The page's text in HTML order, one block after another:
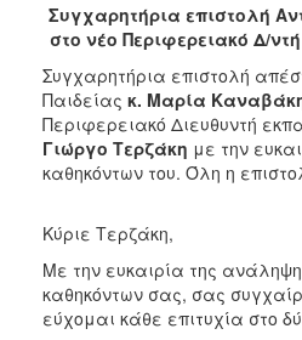
2018
2017
2016
2015
2013
2011
2010
2006
Συγχαρητήρια επιστολή
στο νέο Περιφερειακό Δ/
Συγχαρητήρια επιστολή
Παιδείας κ. Μαρία
Περιφερειακό Διευθυντή
Γιώργο Τερζάκη με την
καθηκόντων του. Όλη η
Κύριε Τερζάκη,
Με την ευκαιρία της
καθηκόντων σας, σας
εύχομαι κάθε επιτυχία στο